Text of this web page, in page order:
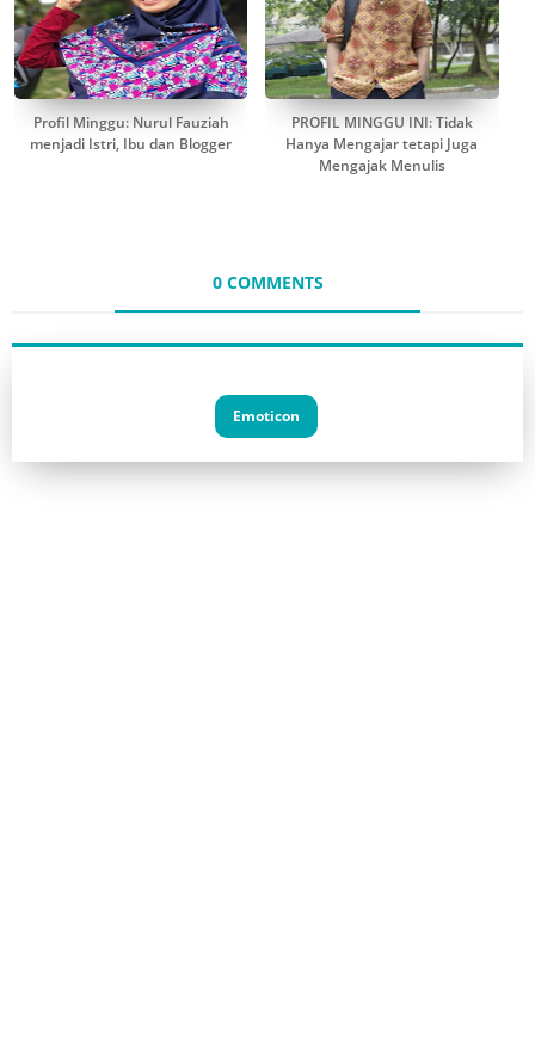
Profil Minggu: Nurul Fauziah
menjadi Istri, Ibu dan Blogger
PROFIL MINGGU INI: Tidak
Hanya Mengajar tetapi Juga
Mengajak Menulis
0 COMMENTS
Emoticon